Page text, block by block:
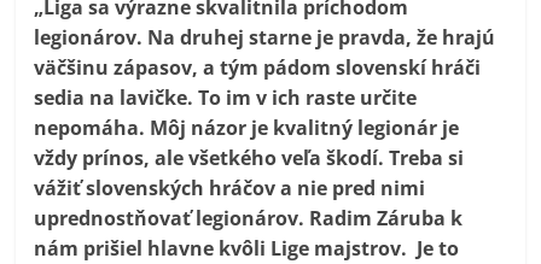
„Liga sa výrazne skvalitnila príchodom
legionárov. Na druhej starne je pravda, že hrajú
väčšinu zápasov, a tým pádom slovenskí hráči
sedia na lavičke. To im v ich raste určite
nepomáha. Môj názor je kvalitný legionár je
vždy prínos, ale všetkého veľa škodí. Treba si
vážiť slovenských hráčov a nie pred nimi
uprednostňovať legionárov. Radim Záruba k
nám prišiel hlavne kvôli Lige majstrov. Je to